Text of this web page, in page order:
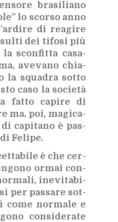
bra­si­lia­no
lo scor­so anno
di rea­gi­re
dei ti­fo­si più
la scon­fit­ta ca­sa­
ave­va­no chia­
la squa­dra sot­to
caso la so­cie­tà
fat­to ca­pi­re di
ma, poi, ma­gi­ca­
ca­pi­ta­no è pas­
Fe­li­pe.
è che cer­
or­mai con­
ine­vi­ta­bi­
per pas­sa­re sot­
come nor­ma­le e
con­si­de­ra­te